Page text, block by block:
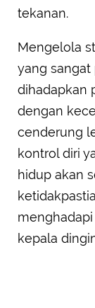
tekanan.
Mengelola
yang
dihadapkan
dengan
cenderung
kontrol diri
hidup akan
kepala